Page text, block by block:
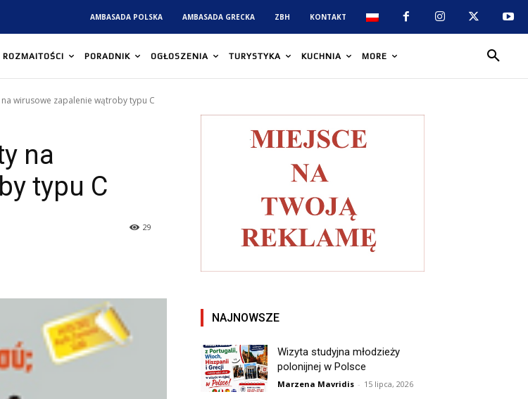
AMBASADA POLSKA AMBASADA GRECKA ZBH KONTAKT
ROZMAITOŚCI PORADNIK OGŁOSZENIA TURYSTYKA KUCHNIA MORE
wirusowe zapalenie wątroby typu C
na
typu C
29
NAJNOWSZE
Wizyta studyjna młodzieży
polonijnej w Polsce
Marzena Mavridis - 15 lipca, 2026